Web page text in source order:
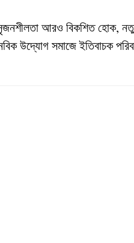
আরও বিকশিত হোক,
উদ্যোগ সমাজে ইতিবাচক